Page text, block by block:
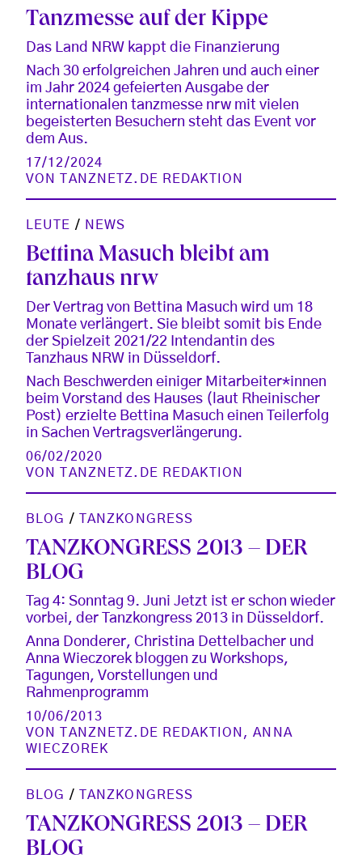
Tanzmesse auf der Kippe
Das Land NRW kappt die Finanzierung
Nach 30 erfolgreichen Jahren und auch einer
im Jahr 2024 gefeierten Ausgabe der
internationalen tanzmesse nrw mit vielen
begeisterten Besuchern steht das Event vor
dem Aus.
17/12/2024
VON
TANZNETZ.DE REDAKTION
LEUTE / NEWS
Bettina Masuch bleibt am
tanzhaus nrw
Der Vertrag von Bettina Masuch wird um 18
Monate verlängert. Sie bleibt somit bis Ende
der Spielzeit 2021/22 Intendantin des
Tanzhaus NRW in Düsseldorf.
Nach Beschwerden einiger Mitarbeiter*innen
beim Vorstand des Hauses (laut Rheinischer
Post) erzielte Bettina Masuch einen Teilerfolg
in Sachen Vertragsverlängerung.
06/02/2020
VON
TANZNETZ.DE REDAKTION
BLOG / TANZKONGRESS
TANZKONGRESS 2013 – DER
BLOG
Tag 4: Sonntag 9. Juni Jetzt ist er schon wieder
vorbei, der Tanzkongress 2013 in Düsseldorf.
Anna Donderer, Christina Dettelbacher und
Anna Wieczorek bloggen zu Workshops,
Tagungen, Vorstellungen und
Rahmenprogramm
10/06/2013
VON
TANZNETZ.DE REDAKTION ,ANNA
WIECZOREK
BLOG / TANZKONGRESS
TANZKONGRESS 2013 – DER
BLOG